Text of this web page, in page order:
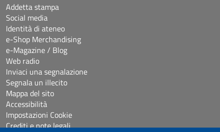
Addetta stampa
Social media
Identità di ateneo
e-Shop Merchandising
e-Magazine / Blog
Web radio
Inviaci una segnalazione
Segnala un illecito
Mappa del sito
Accessibilità
Impostazioni Cookie
Crediti e note legali